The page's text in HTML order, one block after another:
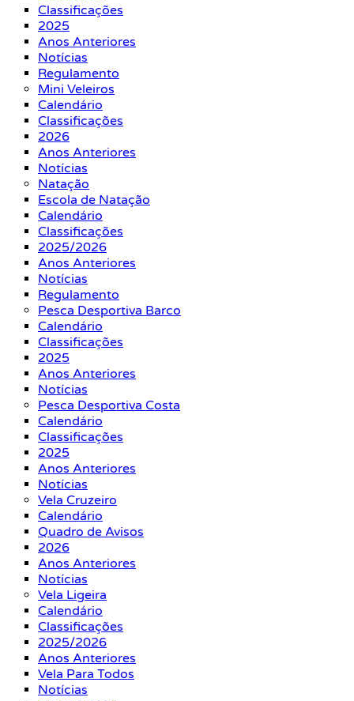
Classificações
2025
Anos Anteriores
Notícias
Regulamento
Mini Veleiros
Calendário
Classificações
2026
Anos Anteriores
Notícias
Natação
Escola de Natação
Calendário
Classificações
2025/2026
Anos Anteriores
Notícias
Regulamento
Pesca Desportiva Barco
Calendário
Classificações
2025
Anos Anteriores
Notícias
Pesca Desportiva Costa
Calendário
Classificações
2025
Anos Anteriores
Notícias
Vela Cruzeiro
Calendário
Quadro de Avisos
2026
Anos Anteriores
Notícias
Vela Ligeira
Calendário
Classificações
2025/2026
Anos Anteriores
Vela Para Todos
Notícias